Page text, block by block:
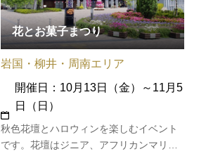
花とお菓子まつり
秋色花壇とハロウィンを楽しむイベント
です。花壇はジニア、アフリカンマリー
岩国・柳井・周南エリア
開催日：10月13日（金）～11月5
日（日）